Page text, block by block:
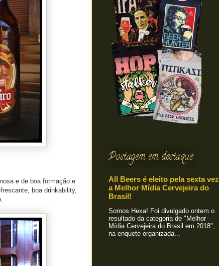
e de boa formação e
boa drinkability,
Postagem em destaque
All Beers é eleito pela sexta vez
a Melhor Mídia Cervejeira do
Brasil!
Somos Hexa! Foi divulgado ontem o
resultado da categoria de "Melhor
Mídia Cervejeira do Brasil em 2018",
na enquete organizada...